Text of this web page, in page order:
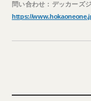
問い合わせ：デッカーズ
https://